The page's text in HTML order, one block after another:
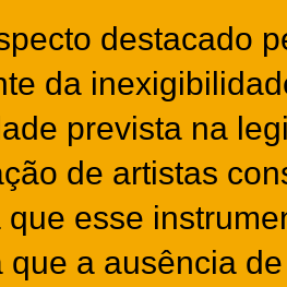
destacado
da
prevista na
de artistas
que esse
que a ausência